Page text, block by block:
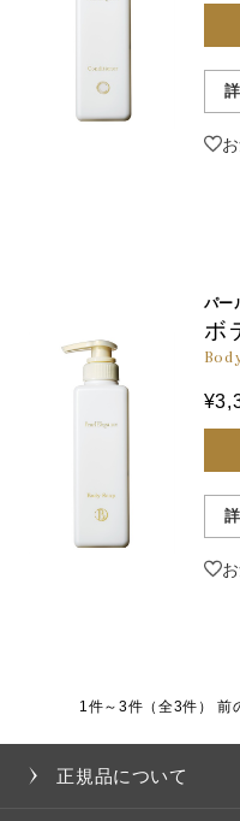
パー
ボ
1件～3件（全3件）
正規品について